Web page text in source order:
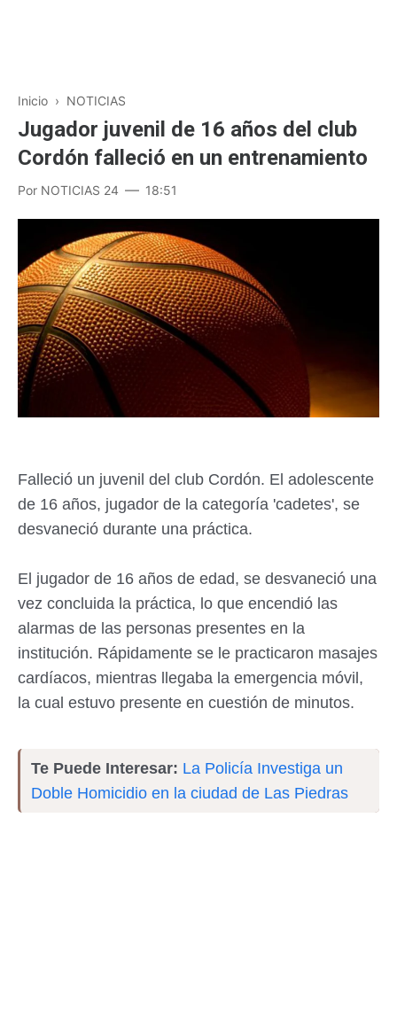
Inicio › NOTICIAS
Jugador juvenil de 16 años del club
Cordón falleció en un entrenamiento
Por NOTICIAS 24 18:51
Falleció un juvenil del club Cordón. El adolescente
de 16 años, jugador de la categoría 'cadetes', se
desvaneció durante una práctica.
El jugador de 16 años de edad, se desvaneció una
vez concluida la práctica, lo que encendió las
alarmas de las personas presentes en la
institución. Rápidamente se le practicaron masajes
cardíacos, mientras llegaba la emergencia móvil,
la cual estuvo presente en cuestión de minutos.
Te Puede Interesar: La Policía Investiga un
Doble Homicidio en la ciudad de Las Piedras